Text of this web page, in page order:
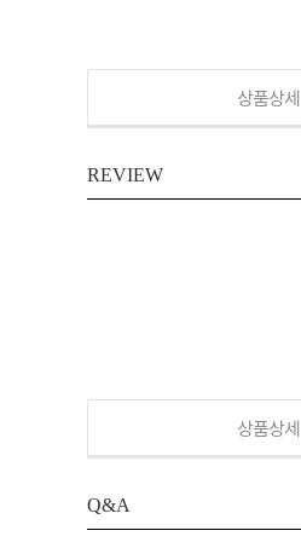
상품상세
REVIEW
상품상세
Q&A